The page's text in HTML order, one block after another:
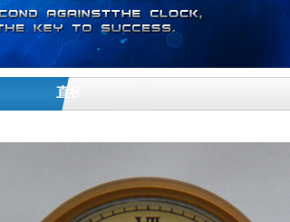
直径70mm石英钟头